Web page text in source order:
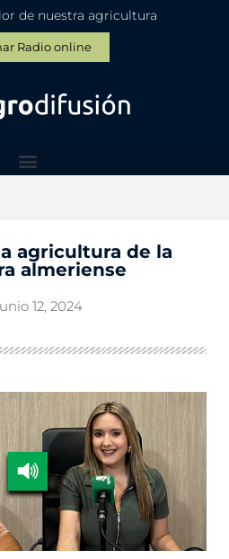
de nuestra agricultura
Radio online
agricultura de la
almeriense
12, 2024